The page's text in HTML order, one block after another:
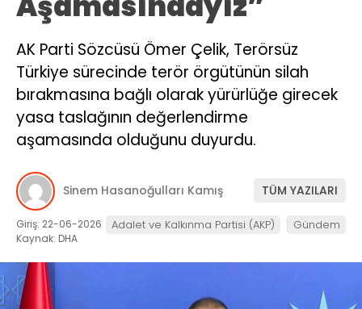
AK Parti Sözcüsü Ömer Çelik, Terörsüz
Türkiye sürecinde terör örgütünün silah
bırakmasına bağlı olarak yürürlüğe girecek
yasa taslağının değerlendirme
aşamasında olduğunu duyurdu.
Sinem Hasanoğulları Kamış TÜM YAZILARI
Giriş: 22-06-2026
Kaynak: DHA
Adalet ve Kalkınma Partisi (AKP) Gündem